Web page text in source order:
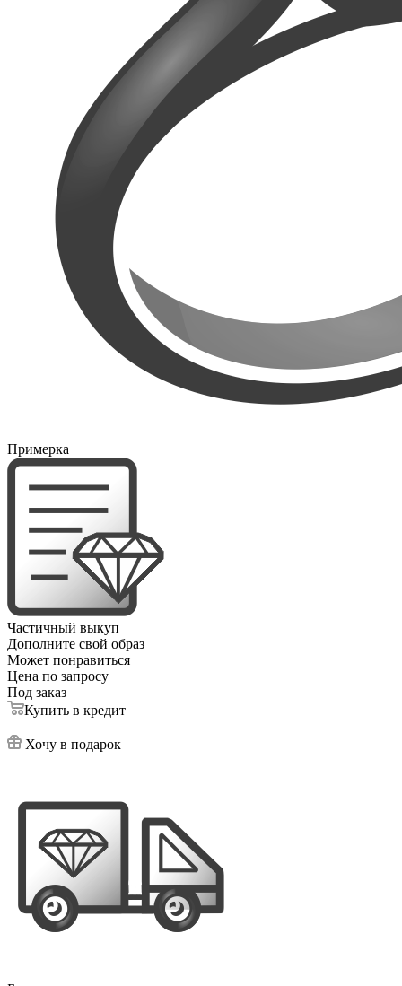
Примерка
Частичный выкуп
Дополните свой образ
Может понравиться
Цена по запросу
Под заказ
Купить в кредит
Хочу в подарок